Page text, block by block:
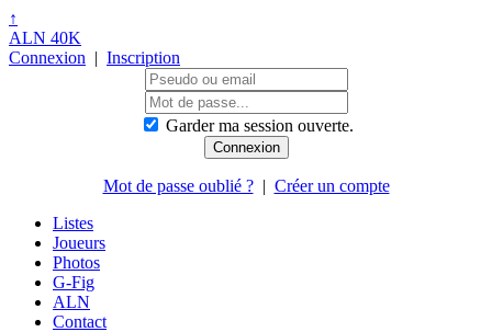
↑
ALN 40K
Connexion | Inscription
Garder ma session ouverte.
Mot de passe oublié ?| Créer un compte
Listes
Joueurs
Photos
G-Fig
ALN
Contact